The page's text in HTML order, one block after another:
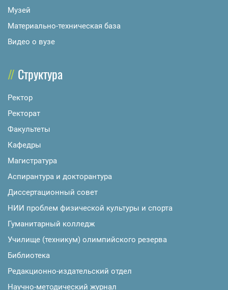
Музей
Материально-техническая база
Видео о вузе
Структура
Ректор
Ректорат
Факультеты
Кафедры
Магистратура
Аспирантура и докторантура
Диссертационный совет
НИИ проблем физической культуры и спорта
Гуманитарный колледж
Училище (техникум) олимпийского резерва
Библиотека
Редакционно-издательский отдел
Научно-методический журнал